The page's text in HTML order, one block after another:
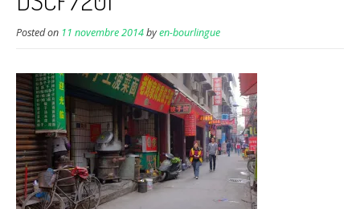
Posted on 11 novembre 2014byen-bourlingue